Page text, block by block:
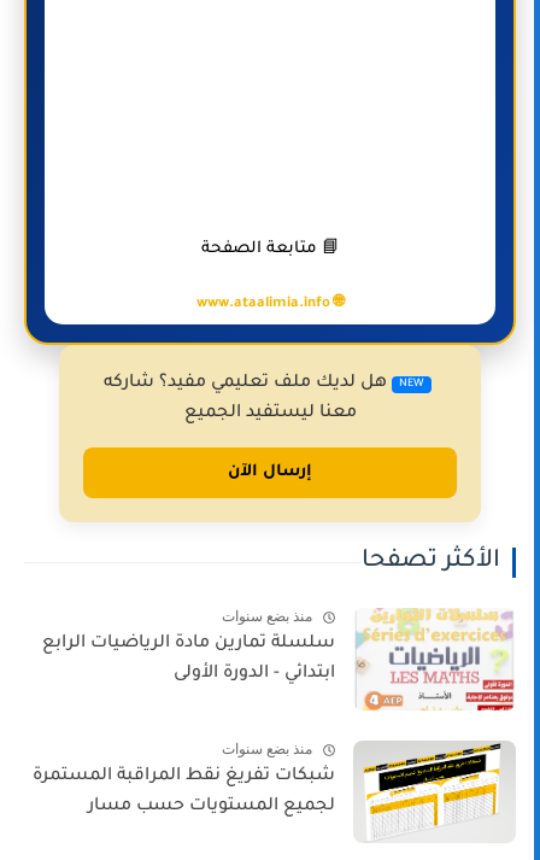
📘 متابعة الصفحة
🌐 www.ataalimia.info
NEW
هل لديك ملف تعليمي مفيد؟ شاركه
معنا ليستفيد الجميع
إرسال الآن
الأكثر تصفحا
منذ بضع سنوات
سلسلة تمارين مادة الرياضيات الرابع
ابتدائي - الدورة الأولى
منذ بضع سنوات
شبكات تفريغ نقط المراقبة المستمرة
لجميع المستويات حسب مسار